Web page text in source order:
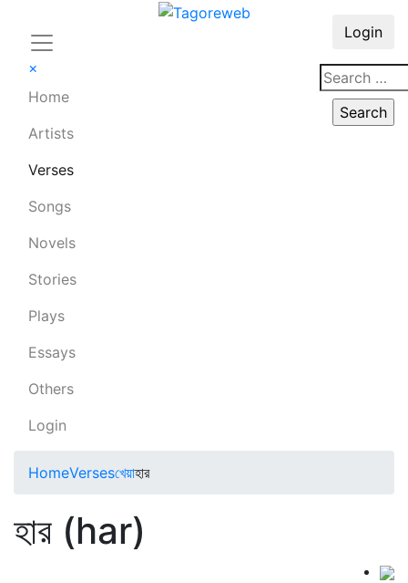
×
Home
Artists
Verses
Songs
Novels
Stories
Plays
Essays
Others
Login
Login
HomeVersesখেয়াহার
হার (har)